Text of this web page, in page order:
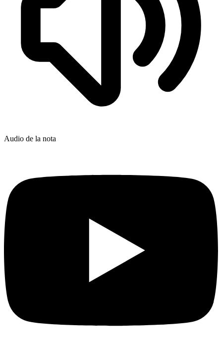
Audio de la nota